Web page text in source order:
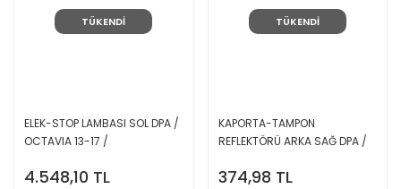
TÜKENDİ
ELEK-STOP LAMBASI SOL DPA /
OCTAVIA 13-17 /
4.548,10 TL
TÜKENDİ
KAPORTA-TAMPON
REFLEKTÖRÜ ARKA SAĞ DPA /
374,98 TL